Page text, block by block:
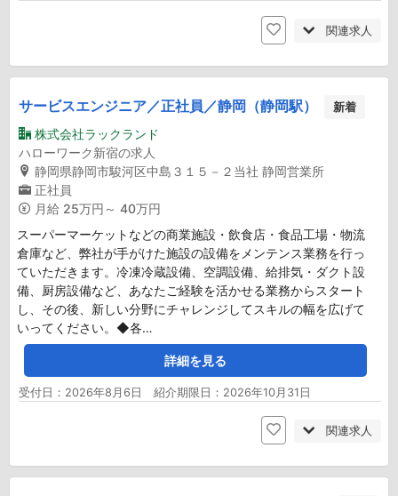
関連求人
サービスエンジニア／正社員／静岡（静岡駅） 新着
株式会社ラックランド
ハローワーク新宿の求人
静岡県静岡市駿河区中島３１５－２当社 静岡営業所
正社員
月給 25万円～ 40万円
スーパーマーケットなどの商業施設・飲食店・食品工場・物流
倉庫など、弊社が手がけた施設の設備をメンテンス業務を行っ
ていただきます。冷凍冷蔵設備、空調設備、給排気・ダクト設
備、厨房設備など、あなたご経験を活かせる業務からスタート
し、その後、新しい分野にチャレンジしてスキルの幅を広げて
いってください。◆各…
詳細を見る
受付日：2026年8月6日 紹介期限日：2026年10月31日
関連求人